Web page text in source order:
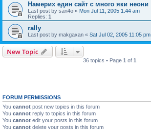
Намерих един сайт с много яки неони
Last post by san4o « Mon Jul 11, 2005 1:44 am
Replies: 1
rally
Last post by makgaxan « Sat Jul 02, 2005 11:05 pm
New Topic
36 topics • Page 1 of 1
FORUM PERMISSIONS
You cannot post new topics in this forum
You cannot reply to topics in this forum
You cannot edit your posts in this forum
You cannot delete your posts in this forum